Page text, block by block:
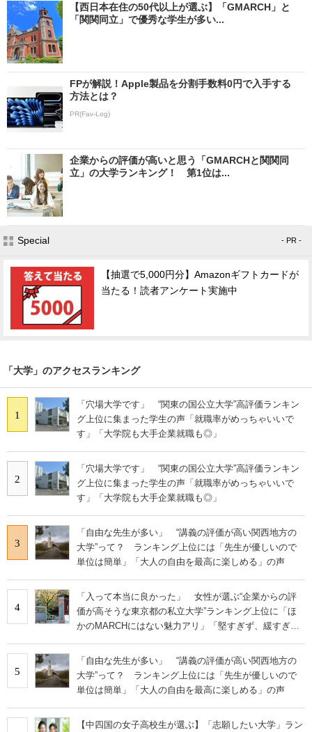
【西日本在住の50代以上が選ぶ】「GMARCH」と
「関関同立」で優秀な学生が多い...
FPが解説！Apple製品を分割手数料0円で入手する
方法とは？
PR(Fav-Log)
企業からの評価が高いと思う「GMARCHと関関同
立」の大学ランキング！ 第1位は...
Special - PR -
【抽選で5,000円分】Amazonギフトカードが
当たる！読者アンケート実施中
「大学」のアクセスランキング
1
「穴場大学です」 “関東の国公立大学”高評価ランキン
グ上位に集まった学生の声「就職率がめっちゃいいで
す」「大学院も大手企業就職も◎」
2
「穴場大学です」 “関東の国公立大学”高評価ランキン
グ上位に集まった学生の声「就職率がめっちゃいいで
す」「大学院も大手企業就職も◎」
3
「自由な先生が多い」 “講義の評価が高い関西地方の
大学”って？ ランキング上位には「先生が優しいので
単位は簡単」「大人の自由を最高に楽しめる」の声
4
「入って本当に良かった」 女性が選ぶ“企業からの評
価が高そうな東京都の私立大学”ランキング上位に「ほ
かのMARCHにはない魅力アリ」「堅すぎず、緩すぎな
5
「自由な先生が多い」 “講義の評価が高い関西地方の
大学”って？ ランキング上位には「先生が優しいので
単位は簡単」「大人の自由を最高に楽しめる」の声
【中四国の女子高校生が選ぶ】「志願したい大学」ラン